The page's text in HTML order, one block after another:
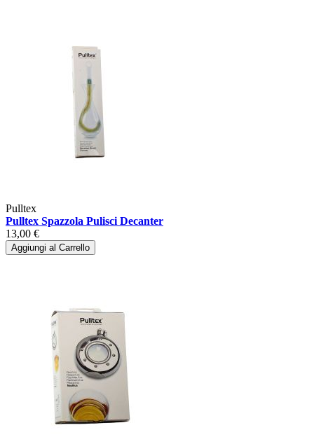
Pulltex
Pulltex Spazzola Pulisci Decanter
13,00 €
Aggiungi al Carrello